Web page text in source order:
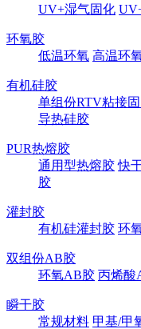
UV+湿气固化
环氧胶
低温环氧 高温环
有机硅胶
单组份RTV粘接
导热硅胶
PUR热熔胶
通用型热熔胶 快
胶
灌封胶
有机硅灌封胶 环
双组份AB胶
环氧AB胶 丙烯酸
瞬干胶
常规材料 甲基/甲